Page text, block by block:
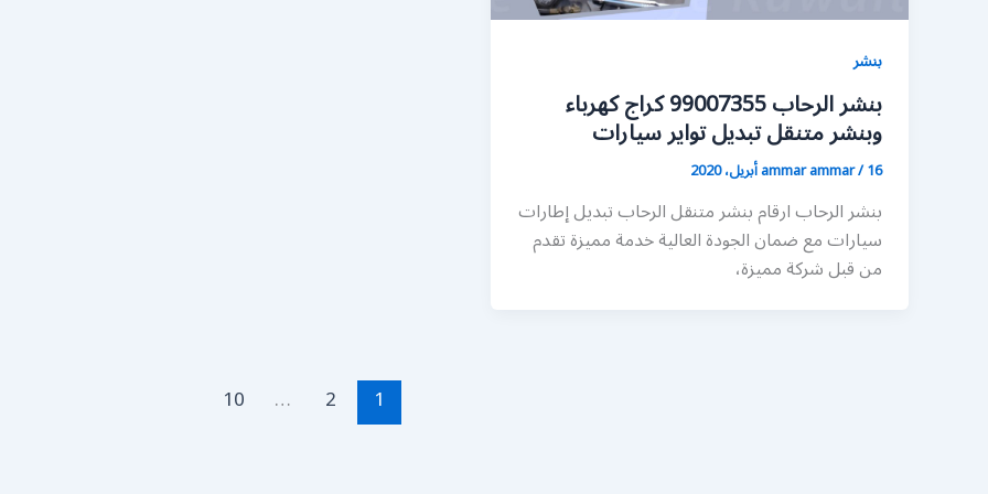
بنشر
بنشر الرحاب 99007355 كراج كهرباء
وبنشر متنقل تبديل تواير سيارات
ammar ammar/16 أبريل، 2020
بنشر الرحاب ارقام بنشر متنقل الرحاب تبديل إطارات
سيارات مع ضمان الجودة العالية خدمة مميزة تقدم
من قبل شركة مميزة،
1
2
…
10